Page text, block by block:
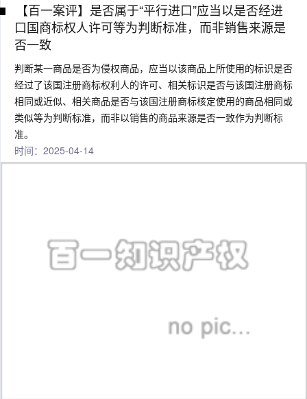
【百一案评】是否属于“平行进口”应当以是否经进
口国商标权人许可等为判断标准，而非销售来源是
否一致
判断某一商品是否为侵权商品，应当以该商品上所使用的标识是否
经过了该国注册商标权利人的许可、相关标识是否与该国注册商标
相同或近似、相关商品是否与该国注册商标核定使用的商品相同或
类似等为判断标准，而非以销售的商品来源是否一致作为判断标
准。
时间：2025-04-14